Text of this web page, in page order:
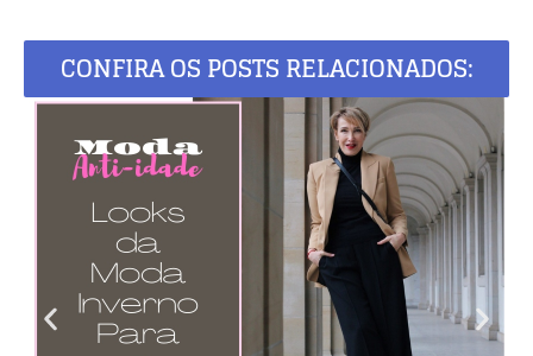
CONFIRA OS POSTS RELACIONADOS: